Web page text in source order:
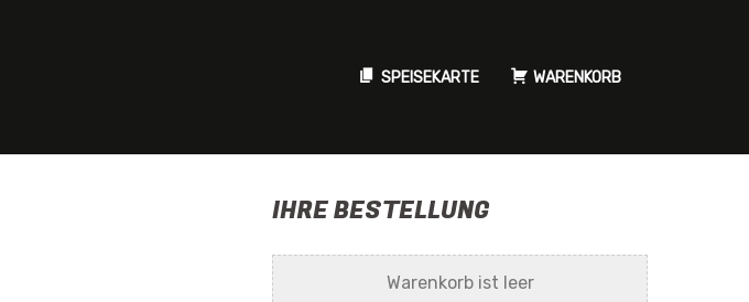
SPEISEKARTE WARENKORB
IHRE BESTELLUNG
Warenkorb ist leer